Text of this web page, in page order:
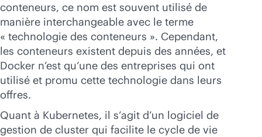
conteneurs, ce nom est souvent utilisé de
manière interchangeable avec le terme
« technologie des conteneurs ». Cependant,
les conteneurs existent depuis des années, et
Docker n’est qu’une des entreprises qui ont
utilisé et promu cette technologie dans leurs
offres.
Quant à Kubernetes, il s’agit d’un logiciel de
gestion de cluster qui facilite le cycle de vie